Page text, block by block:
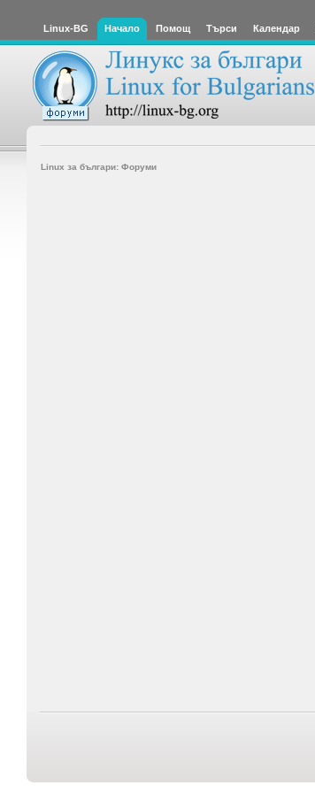
Linux-BG Начало Помощ Търси Календар
Linux за българи: Форуми